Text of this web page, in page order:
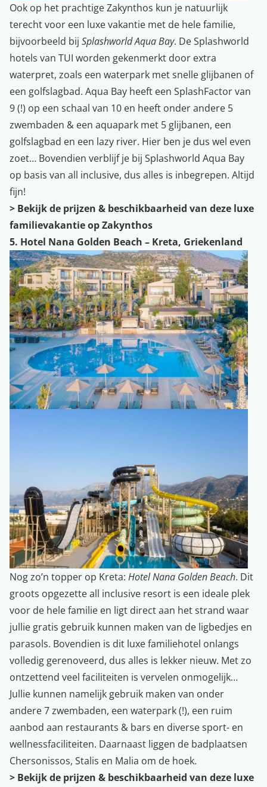
Ook op het prachtige Zakynthos kun je natuurlijk
terecht voor een luxe vakantie met de hele familie,
bijvoorbeeld bij Splashworld Aqua Bay. De Splashworld
hotels van TUI worden gekenmerkt door extra
waterpret, zoals een waterpark met snelle glijbanen of
een golfslagbad. Aqua Bay heeft een SplashFactor van
9 (!) op een schaal van 10 en heeft onder andere 5
zwembaden & een aquapark met 5 glijbanen, een
golfslagbad en een lazy river. Hier ben je dus wel even
zoet… Bovendien verblijf je bij Splashworld Aqua Bay
op basis van all inclusive, dus alles is inbegrepen. Altijd
fijn!
> Bekijk de prijzen & beschikbaarheid van deze luxe
familievakantie op Zakynthos
5. Hotel Nana Golden Beach – Kreta, Griekenland
Nog zo’n topper op Kreta: Hotel Nana Golden Beach. Dit
groots opgezette all inclusive resort is een ideale plek
voor de hele familie en ligt direct aan het strand waar
jullie gratis gebruik kunnen maken van de ligbedjes en
parasols. Bovendien is dit luxe familiehotel onlangs
volledig gerenoveerd, dus alles is lekker nieuw. Met zo
ontzettend veel faciliteiten is vervelen onmogelijk…
Jullie kunnen namelijk gebruik maken van onder
andere 7 zwembaden, een waterpark (!), een ruim
aanbod aan restaurants & bars en diverse sport- en
wellnessfaciliteiten. Daarnaast liggen de badplaatsen
Chersonissos, Stalis en Malia om de hoek.
> Bekijk de prijzen & beschikbaarheid van deze luxe